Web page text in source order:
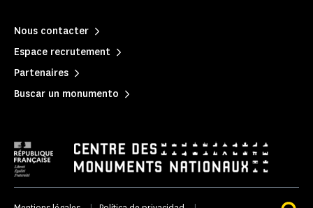
Nous contacter
Espace recrutement
Partenaires
Buscar un monumento